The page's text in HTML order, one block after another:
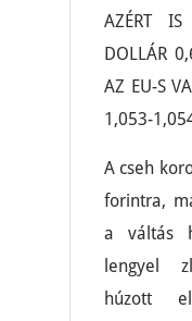
AZÉRT IS
DOLLÁR
AZ EU-S
1,053-
A cseh
forintra,
a váltás
lengyel
húzott